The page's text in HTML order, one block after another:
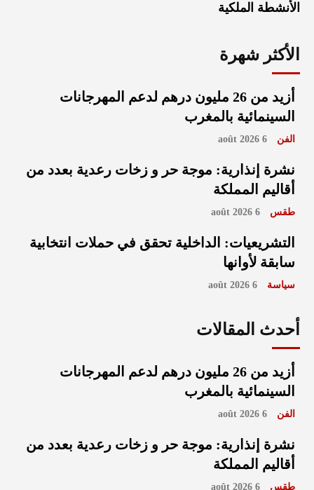
الأنشطة الملكية
الأكثر شهرة
أزيد من 26 مليون درهم لدعم المهرجانات
السينمائية بالمغرب
الفن 6 août 2026
نشرة إنذارية: موجة حر و زخات رعدية بعدد من
أقاليم المملكة
طقس 6 août 2026
التشريعيات: الداخلية تحقق في حملات انتخابية
سابقة لأوانها
سياسة 6 août 2026
أحدث المقالات
أزيد من 26 مليون درهم لدعم المهرجانات
السينمائية بالمغرب
الفن 6 août 2026
نشرة إنذارية: موجة حر و زخات رعدية بعدد من
أقاليم المملكة
طقس 6 août 2026